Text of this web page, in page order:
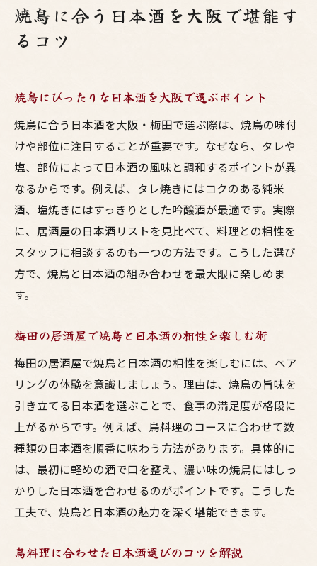
焼鳥に合う日本酒を大阪で堪能す
るコツ
焼鳥にぴったりな日本酒を大阪で選ぶポイント
焼鳥に合う日本酒を大阪・梅田で選ぶ際は、焼鳥の味付
けや部位に注目することが重要です。なぜなら、タレや
塩、部位によって日本酒の風味と調和するポイントが異
なるからです。例えば、タレ焼きにはコクのある純米
酒、塩焼きにはすっきりとした吟醸酒が最適です。実際
に、居酒屋の日本酒リストを見比べて、料理との相性を
スタッフに相談するのも一つの方法です。こうした選び
方で、焼鳥と日本酒の組み合わせを最大限に楽しめま
す。
梅田の居酒屋で焼鳥と日本酒の相性を楽しむ術
梅田の居酒屋で焼鳥と日本酒の相性を楽しむには、ペア
リングの体験を意識しましょう。理由は、焼鳥の旨味を
引き立てる日本酒を選ぶことで、食事の満足度が格段に
上がるからです。例えば、鳥料理のコースに合わせて数
種類の日本酒を順番に味わう方法があります。具体的に
は、最初に軽めの酒で口を整え、濃い味の焼鳥にはしっ
かりした日本酒を合わせるのがポイントです。こうした
工夫で、焼鳥と日本酒の魅力を深く堪能できます。
鳥料理に合わせた日本酒選びのコツを解説